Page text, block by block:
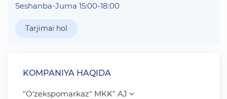
Seshanba-Juma 15:00-18:00
Tarjimai hol
KOMPANIYA HAQIDA
"O‘zekspomarkaz" MKK" AJ